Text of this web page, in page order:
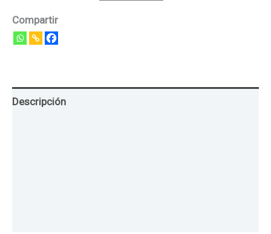
Compartir
Descripción